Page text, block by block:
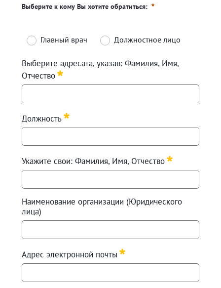
Информация о персональных данных авторов
Выберите к кому Вы хотите обратиться:
Главный врач Должностное лицо
Выберите адресата, указав: Фамилия, Имя,
Отчество
Должность
Укажите свои: Фамилия, Имя, Отчество
Наименование организации (Юридического
лица)
Адрес электронной почты